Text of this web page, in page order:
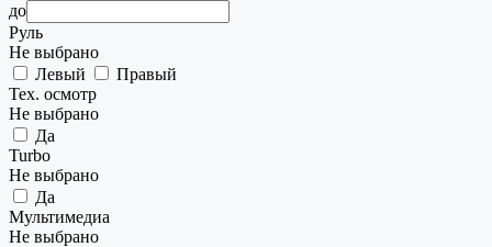
до
Руль
Не выбрано
Левый
Правый
Тех. осмотр
Не выбрано
Да
Turbo
Не выбрано
Да
Мультимедиа
Не выбрано